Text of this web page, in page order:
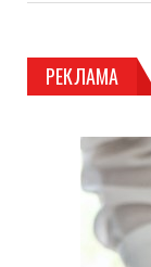
РЕКЛАМА